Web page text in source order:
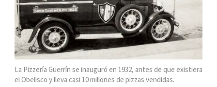
La Pizzería Guerrín se inauguró en 1932, antes de que existiera
el Obelisco y lleva casi 10 millones de pizzas vendidas.